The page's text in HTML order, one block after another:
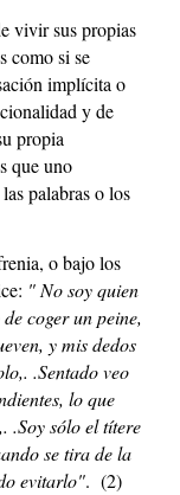
vivir sus propias
como si se
implícita o
y de
propia
que uno
palabras o los
o bajo los
" No soy quien
coger un peine,
y mis dedos
.Sentado veo
lo que
.Soy sólo el títere
se tira de la
evitarlo". (2)